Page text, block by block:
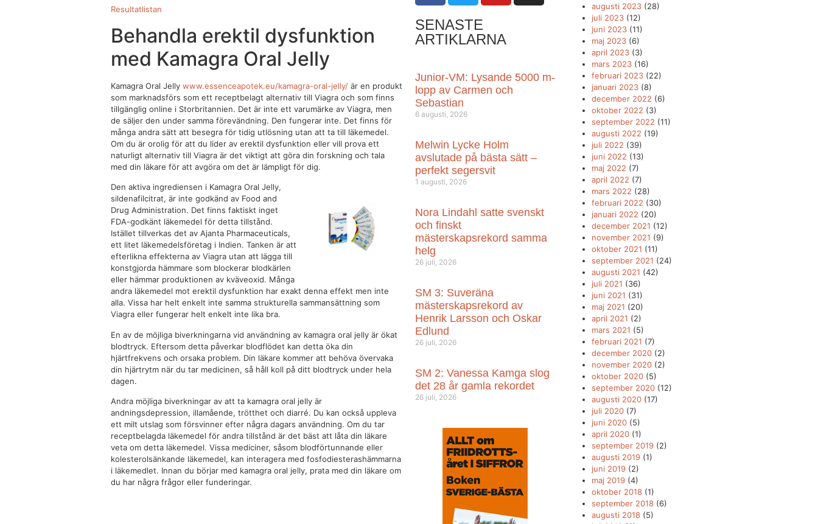
Resultatlistan
Behandla erektil dysfunktion
med Kamagra Oral Jelly
Kamagra Oral Jelly www.essenceapotek.eu/kamagra-oral-jelly/ är en produkt
som marknadsförs som ett receptbelagt alternativ till Viagra och som finns
tillgänglig online i Storbritannien. Det är inte ett varumärke av Viagra, men
de säljer den under samma förevändning. Den fungerar inte. Det finns för
många andra sätt att besegra för tidig utlösning utan att ta till läkemedel.
Om du är orolig för att du lider av erektil dysfunktion eller vill prova ett
naturligt alternativ till Viagra är det viktigt att göra din forskning och tala
med din läkare för att avgöra om det är lämpligt för dig.
Den aktiva ingrediensen i Kamagra Oral Jelly,
sildenafilcitrat, är inte godkänd av Food and
Drug Administration. Det finns faktiskt inget
FDA-godkänt läkemedel för detta tillstånd.
Istället tillverkas det av Ajanta Pharmaceuticals,
ett litet läkemedelsföretag i Indien. Tanken är att
efterlikna effekterna av Viagra utan att lägga till
konstgjorda hämmare som blockerar blodkärlen
eller hämmar produktionen av kväveoxid. Många
andra läkemedel mot erektil dysfunktion har exakt denna effekt men inte
alla. Vissa har helt enkelt inte samma strukturella sammansättning som
Viagra eller fungerar helt enkelt inte lika bra.
En av de möjliga biverkningarna vid användning av kamagra oral jelly är ökat
blodtryck. Eftersom detta påverkar blodflödet kan detta öka din
hjärtfrekvens och orsaka problem. Din läkare kommer att behöva övervaka
din hjärtrytm när du tar medicinen, så håll koll på ditt blodtryck under hela
dagen.
Andra möjliga biverkningar av att ta kamagra oral jelly är
andningsdepression, illamående, trötthet och diarré. Du kan också uppleva
ett milt utslag som försvinner efter några dagars användning. Om du tar
receptbelagda läkemedel för andra tillstånd är det bäst att låta din läkare
veta om detta läkemedel. Vissa mediciner, såsom blodförtunnande eller
kolesterolsänkande läkemedel, kan interagera med fosfodiesterashämmarna
i läkemedlet. Innan du börjar med kamagra oral jelly, prata med din läkare om
du har några frågor eller funderingar.
SENASTE
ARTIKLARNA
Junior-VM: Lysande 5000 m-
lopp av Carmen och
Sebastian
6 augusti, 2026
Melwin Lycke Holm
avslutade på bästa sätt –
perfekt segersvit
1 augusti, 2026
Nora Lindahl satte svenskt
och finskt
mästerskapsrekord samma
helg
26 juli, 2026
SM 3: Suveräna
mästerskapsrekord av
Henrik Larsson och Oskar
Edlund
26 juli, 2026
SM 2: Vanessa Kamga slog
det 28 år gamla rekordet
26 juli, 2026
augusti 2023 (28)
juli 2023 (12)
juni 2023 (11)
maj 2023 (6)
april 2023 (3)
mars 2023 (16)
februari 2023 (22)
januari 2023 (8)
december 2022 (6)
oktober 2022 (3)
september 2022 (11)
augusti 2022 (19)
juli 2022 (39)
juni 2022 (13)
maj 2022 (7)
april 2022 (7)
mars 2022 (28)
februari 2022 (30)
januari 2022 (20)
december 2021 (12)
november 2021 (9)
oktober 2021 (11)
september 2021 (24)
augusti 2021 (42)
juli 2021 (36)
juni 2021 (31)
maj 2021 (20)
april 2021 (2)
mars 2021 (5)
februari 2021 (7)
december 2020 (2)
november 2020 (2)
oktober 2020 (5)
september 2020 (12)
augusti 2020 (17)
juli 2020 (7)
juni 2020 (5)
april 2020 (1)
september 2019 (2)
augusti 2019 (1)
juni 2019 (2)
maj 2019 (4)
oktober 2018 (1)
september 2018 (6)
augusti 2018 (5)